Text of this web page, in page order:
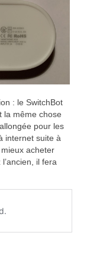
: le SwitchBot
la même chose
pour les
internet suite à
acheter
il fera